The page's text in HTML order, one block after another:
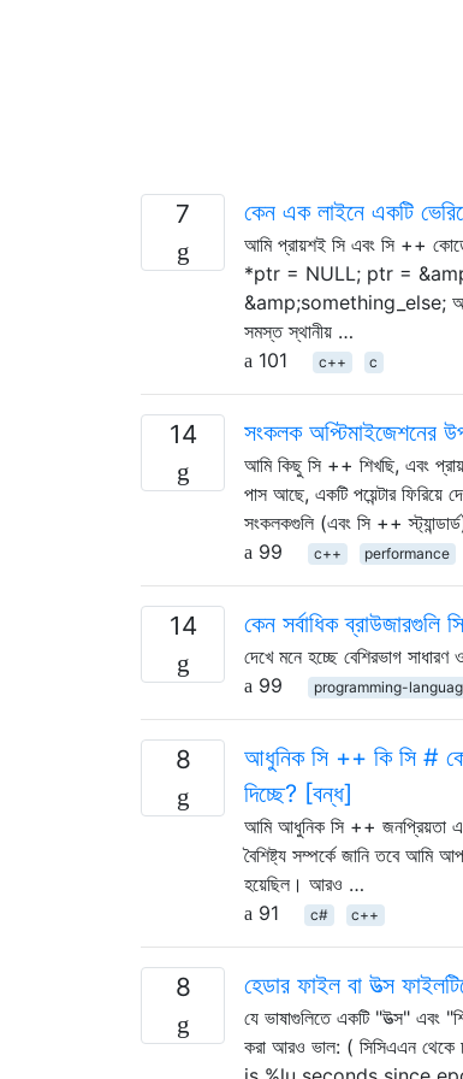
7 কেন এক লাইনে একটি
আমি প্রায়শই সি এবং সি ++
*ptr = NULL; ptr =
&amp;something_else; আমি
সমস্ত স্থানীয় …
101
c++ c
14 সংকলক অপ্টিমাইজেশনের
আমি কিছু সি ++ শিখছি, এবং
পাস আছে, একটি পয়েন্টার ফিরিয়ে
সংকলকগুলি (এবং সি ++
99
c++ performance
14 কেন সর্বাধিক
দেখে মনে হচ্ছে বেশিরভাগ
99
programming-
8
আধুনিক সি ++ কি সি # কে
দিচ্ছে? [বন্ধ]
আমি আধুনিক সি ++ জনপ্রিয়তা
বৈশিষ্ট্য সম্পর্কে জানি তবে আমি
হয়েছিল। আরও …
91
c# c++
8 হেডার ফাইল বা উত্স
যে ভাষাগুলিতে একটি "উত্স" এবং
করা আরও ভাল: ( সিসিএএন